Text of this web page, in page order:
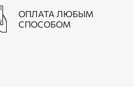
ОПЛАТА ЛЮБЫМ
СПОСОБОМ